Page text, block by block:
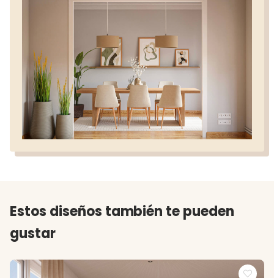
Estos diseños también te pueden
gustar